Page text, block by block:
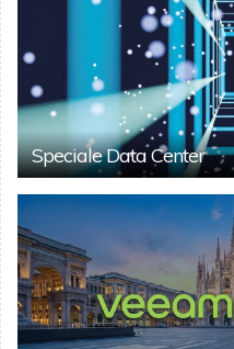
Speciale Data Center